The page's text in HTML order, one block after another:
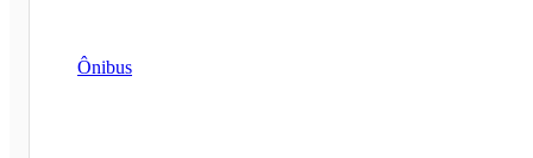
Ônibus